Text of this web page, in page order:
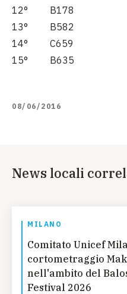
12°
B178
13°
B582
14°
C659
15°
B635
08/06/2016
News locali
MILANO
Comitato Unicef
cortometraggio
nell'ambito del
Festival 2026